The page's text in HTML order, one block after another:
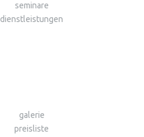
seminare
dienstleistungen
galerie
preisliste